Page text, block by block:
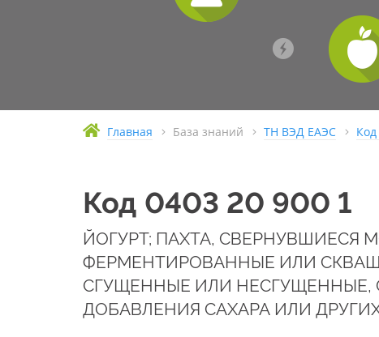
Главная База знаний ТН ВЭД ЕАЭС Код
Код 0403 20 900 1
ЙОГУРТ; ПАХТА, СВЕРНУВШИЕСЯ
ФЕРМЕНТИРОВАННЫЕ ИЛИ
СГУЩЕННЫЕ ИЛИ НЕСГУЩЕННЫЕ,
ДОБАВЛЕНИЯ САХАРА ИЛИ